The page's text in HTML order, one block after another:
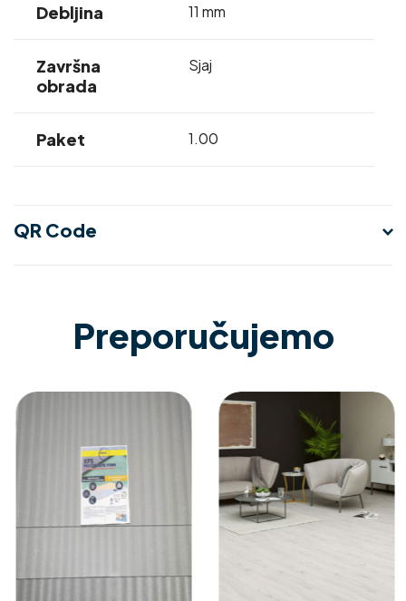
Debljina 11 mm
Završna
obrada
Sjaj
Paket 1.00
QR Code
Preporučujemo